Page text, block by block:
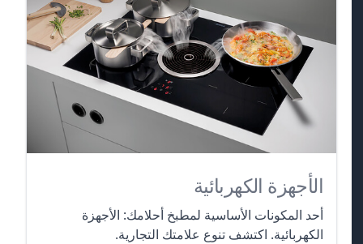
الأجهزة الكهربائية
أحد المكونات الأساسية لمطبخ أحلامك: الأجهزة
الكهربائية. اكتشف تنوع علامتك التجارية.